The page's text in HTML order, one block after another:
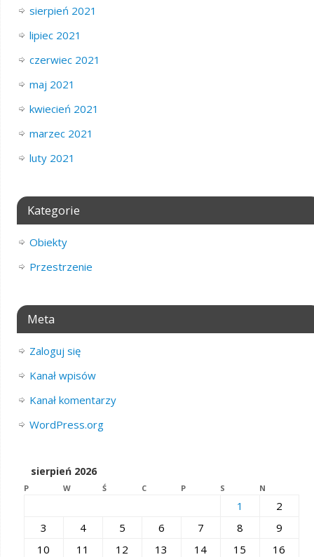
sierpień 2021
lipiec 2021
czerwiec 2021
maj 2021
kwiecień 2021
marzec 2021
luty 2021
Kategorie
Obiekty
Przestrzenie
Meta
Zaloguj się
Kanał wpisów
Kanał komentarzy
WordPress.org
sierpień 2026
P W Ś C P S N
1
2
3
4 5 6 7 8
9
10
11 12 13 14 15
16